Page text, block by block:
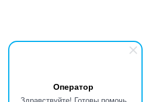
Оператор